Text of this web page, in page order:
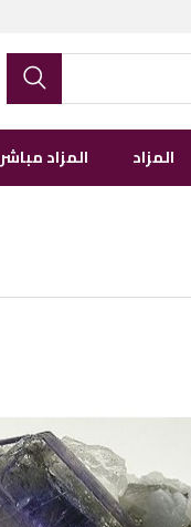
المزاد المزاد مباشر